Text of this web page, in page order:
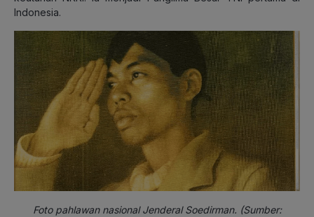
Indonesia.
Foto pahlawan nasional Jenderal Soedirman. (Sumber: